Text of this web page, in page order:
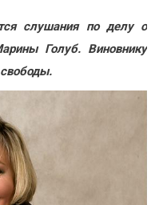
слушания по делу о
Голуб. Виновнику